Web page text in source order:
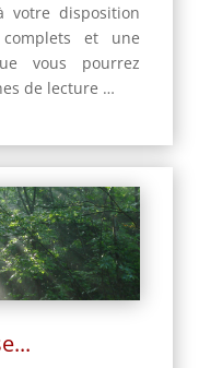
votre disposition
et une
vous pourrez
de lecture …